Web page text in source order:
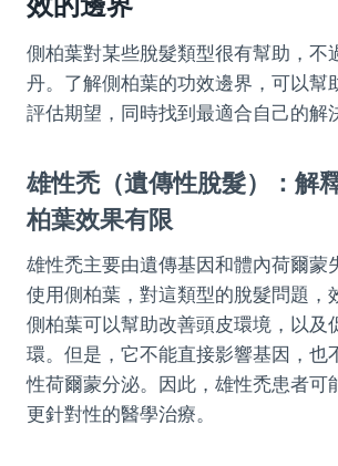
側柏葉對某些脫髮類型很有幫助，不
丹。了解側柏葉的功效邊界，可以幫
評估期望，同時找到最適合自己的解
雄性禿（遺傳性脫髮）：解
柏葉效果有限
雄性禿主要由遺傳基因和體內荷爾蒙
使用側柏葉，對這類型的脫髮問題，
側柏葉可以幫助改善頭皮環境，以及
環。但是，它不能直接影響基因，也
性荷爾蒙分泌。因此，雄性禿患者可
更針對性的醫學治療。